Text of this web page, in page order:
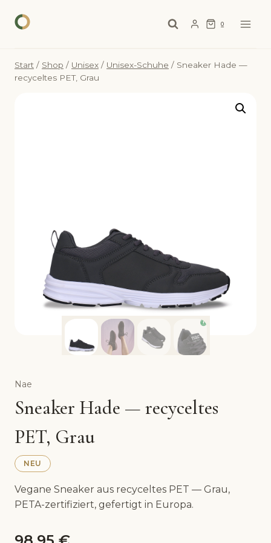
Inhalt
0
Start / Shop / Unisex / Unisex-Schuhe / Sneaker Hade —
recyceltes PET, Grau
Nae
Sneaker Hade — recyceltes
PET, Grau
NEU
Vegane Unisex-Sneaker Hade — Nae
Vegane Sneaker aus recyceltes PET — Grau,
PETA-zertifiziert, gefertigt in Europa.